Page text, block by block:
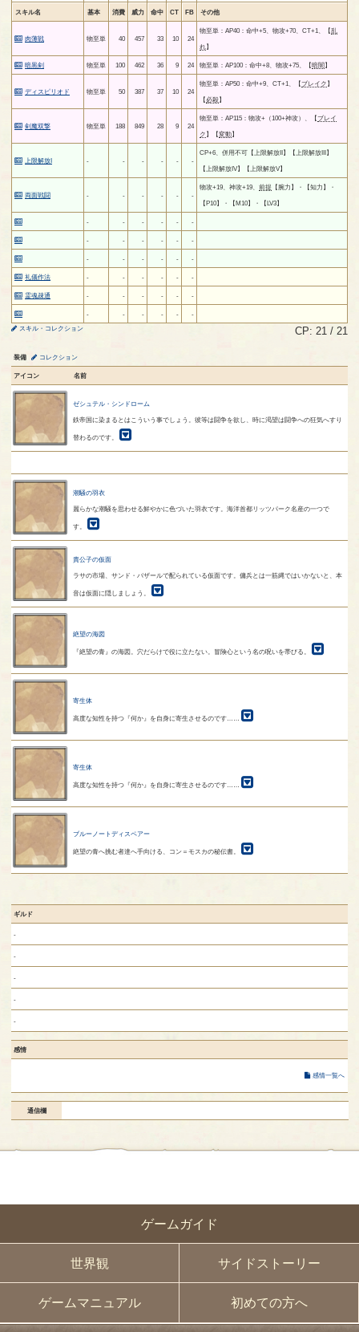
ゲームガイド
世界観 サイドストーリー
ゲームマニュアル 初めての方へ
スキル名 基本 消費 威力 命中 CT FB その他
肉薄戦 物至単 40 457 33 10 24
物至単：AP40：命中+5、物攻+70、CT+1、【乱
れ】
暗黒剣 物至単 100 462 36 9 24 物至単：AP100：命中+8、物攻+75、【暗闇】
ディスピリオド 物至単 50 387 37 10 24
物至単：AP50：命中+9、CT+1、【ブレイク 】
【必殺】
剣魔双撃 物至単 188 849 28 9 24
物至単：AP115：物攻+（100+神攻）、【ブレイ
ク 】【変動】
上限解放I - - - - - -
CP+6、併用不可【上限解放II】【上限解放III】
【上限解放IV】【上限解放V】
両面戦闘 - - - - - -
物攻+19、神攻+19、 前提 【腕力】・【知力】・
【P10】・【M10】・【LV3】
- - - - - -
- - - - - -
- - - - - -
礼儀作法 - - - - - -
霊魂疎通 - - - - - -
- - - - -
-
スキル・コレクション
CP: 21 / 21
装備 コレクション
アイコン 名前
ゼシュテル・シンドローム
鉄帝国に染まるとはこういう事でしょう。彼等は闘争を欲し、時に渇望は闘争への狂気へすり
替わるのです。
潮騒の羽衣
麗らかな潮騒を思わせる鮮やかに色づいた羽衣です。海洋首都リッツパーク名産の一つで
す。
貴公子の仮面
ラサの市場、サンド・バザールで配られている仮面です。傭兵とは一筋縄ではいかないと、本
音は仮面に隠しましょう。
絶望の海図
『絶望の青』の海図。穴だらけで役に立たない。冒険心という名の呪いを帯びる。
寄生体
高度な知性を持つ『何か』を自身に寄生させるのです……
寄生体
高度な知性を持つ『何か』を自身に寄生させるのです……
ブルーノートディスペアー
絶望の青へ挑む者達へ手向ける、コン＝モスカの秘伝書。
ギルド
-
-
-
-
-
感情
感情一覧へ
通信欄